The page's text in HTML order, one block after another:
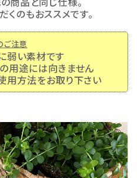
のもおススメです。
ご注意
弱い素材です
用途には向きません
用方法をお取り下さい